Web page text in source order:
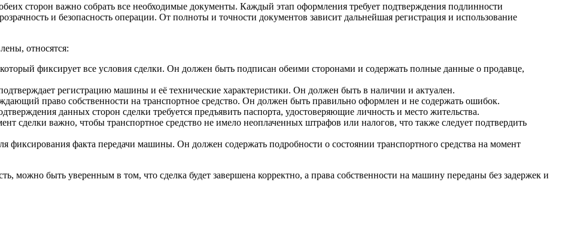
сторон важно собрать все необходимые документы. Каждый этап оформления требует подтверждения подлинности
и безопасность операции. От полноты и точности документов зависит дальнейшая регистрация и использование
относятся:
фиксирует все условия сделки. Он должен быть подписан обеими сторонами и содержать полные данные о продавце,
регистрацию машины и её технические характеристики. Он должен быть в наличии и актуален.
право собственности на транспортное средство. Он должен быть правильно оформлен и не содержать ошибок.
данных сторон сделки требуется предъявить паспорта, удостоверяющие личность и место жительства.
сделки важно, чтобы транспортное средство не имело неоплаченных штрафов или налогов, что также следует подтвердить
фиксирования факта передачи машины. Он должен содержать подробности о состоянии транспортного средства на момент
можно быть уверенным в том, что сделка будет завершена корректно, а права собственности на машину переданы без задержек и